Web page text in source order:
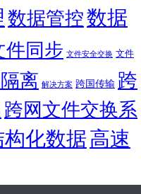
数据管控数据
件同步 文件安全交换 文件
离 解决方案 跨国传输 跨
跨网文件交换系
化数据高速